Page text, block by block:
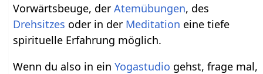
Vorwärtsbeuge, derAtemübungen, des
Drehsitzes oder in der Meditation eine tiefe
spirituelle Erfahrung möglich.
Wenn du also in einYogastudio gehst, frage mal,